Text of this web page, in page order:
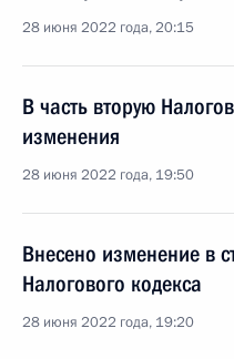
28 июня 2022 года, 20:15
В часть вторую
изменения
28 июня 2022 года, 19:50
Внесено изменение в
Налогового кодекса
28 июня 2022 года, 19:20